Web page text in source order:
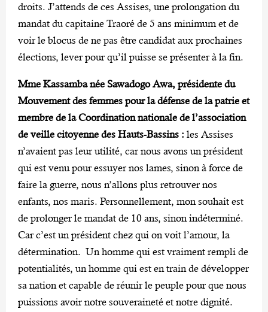
droits. J’attends de ces Assises, une prolongation du
mandat du capitaine Traoré de 5 ans minimum et de
voir le blocus de ne pas être candidat aux prochaines
élections, lever pour qu’il puisse se présenter à la fin.
Mme Kassamba née Sawadogo Awa, présidente du
Mouvement des femmes pour la défense de la patrie et
membre de la Coordination nationale de l’association
de veille citoyenne des Hauts-Bassins : les Assises
n’avaient pas leur utilité, car nous avons un président
qui est venu pour essuyer nos lames, sinon à force de
faire la guerre, nous n’allons plus retrouver nos
enfants, nos maris. Personnellement, mon souhait est
de prolonger le mandat de 10 ans, sinon indéterminé.
Car c’est un président chez qui on voit l’amour, la
détermination. Un homme qui est vraiment rempli de
potentialités, un homme qui est en train de développer
sa nation et capable de réunir le peuple pour que nous
puissions avoir notre souveraineté et notre dignité.